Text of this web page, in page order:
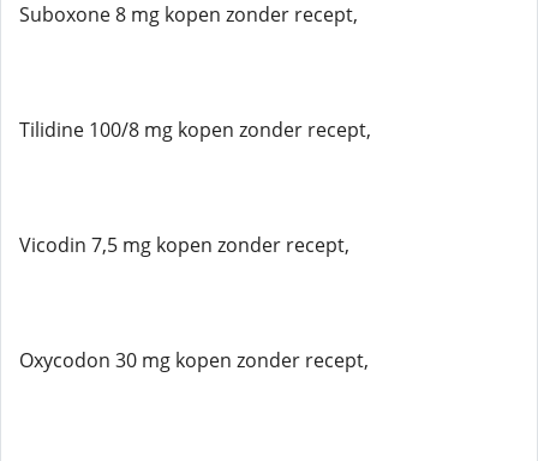
Suboxone 8 mg kopen zonder recept,
Tilidine 100/8 mg kopen zonder recept,
Vicodin 7,5 mg kopen zonder recept,
Oxycodon 30 mg kopen zonder recept,